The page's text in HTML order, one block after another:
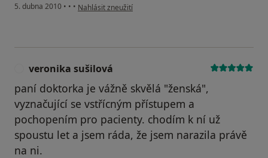
5. dubna 2010 • • • podle názoru uživatele Pacient
Nahlásit zneužití
veronika sušilová
paní doktorka je vážně skvělá "ženská",
vyznačující se vstřícným přístupem a
pochopením pro pacienty. chodím k ní už
spoustu let a jsem ráda, že jsem narazila právě
na ni.